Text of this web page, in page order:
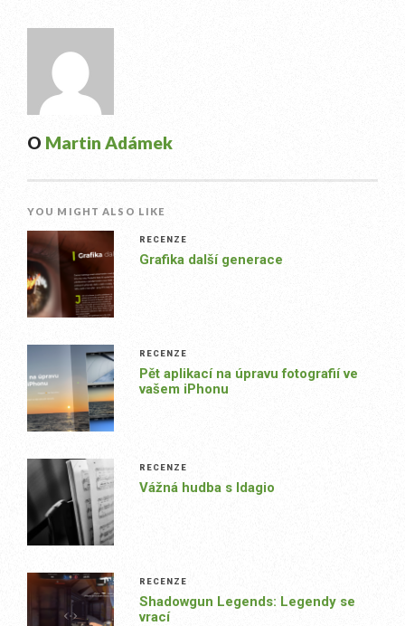
O Martin Adámek
YOU MIGHT ALSO LIKE
RECENZE
Grafika další generace
RECENZE
Pět aplikací na úpravu fotografií ve
vašem iPhonu
RECENZE
Vážná hudba s Idagio
RECENZE
Shadowgun Legends: Legendy se
vrací